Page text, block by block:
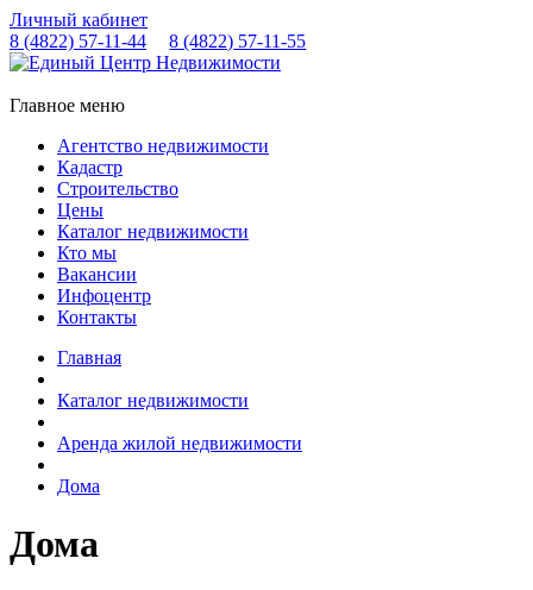
Личный кабинет
8 (4822) 57-11-44 8 (4822) 57-11-55
Главное меню
Агентство недвижимости
Кадастр
Строительство
Цены
Каталог недвижимости
Кто мы
Вакансии
Инфоцентр
Контакты
Главная
Каталог недвижимости
Аренда жилой недвижимости
Дома
Дома